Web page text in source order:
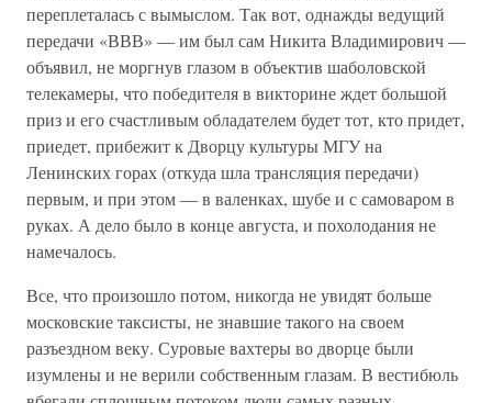
переплеталась с вымыслом. Так вот, однажды ведущий
передачи «ВВВ» — им был сам Никита Владимирович —
объявил, не моргнув глазом в объектив шаболовской
телекамеры, что победителя в викторине ждет большой
приз и его счастливым обладателем будет тот, кто придет,
приедет, прибежит к Дворцу культуры МГУ на
Ленинских горах (откуда шла трансляция передачи)
первым, и при этом — в валенках, шубе и с самоваром в
руках. А дело было в конце августа, и похолодания не
намечалось.
Все, что произошло потом, никогда не увидят больше
московские таксисты, не знавшие такого на своем
разъездном веку. Суровые вахтеры во дворце были
изумлены и не верили собственным глазам. В вестибюль